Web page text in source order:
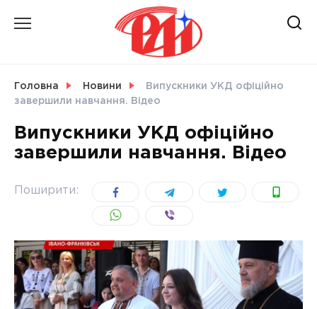
УКРАЇНА
Головна Новини
Випускники УКД офіційно
завершили навчання. Відео
Випускники УКД офіційно
завершили навчання. Відео
Поширити: